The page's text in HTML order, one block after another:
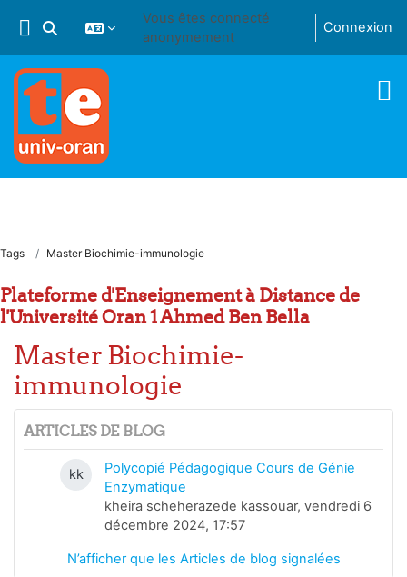
Activer/désactiver la saisie de recherche
Vous êtes connecté
anonymement
Connexion
Tags Master Biochimie-immunologie
Plateforme d'Enseignement à Distance de
l'Université Oran 1 Ahmed Ben Bella
Master Biochimie-
immunologie
ARTICLES DE BLOG
kk
Polycopié Pédagogique Cours de Génie
Enzymatique
kheira scheherazede kassouar, vendredi 6
décembre 2024, 17:57
N’afficher que les Articles de blog signalées